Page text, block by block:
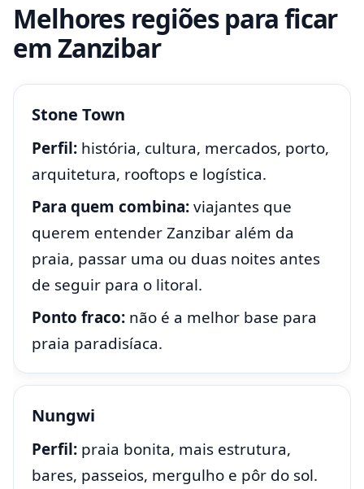
Melhores regiões para ficar
em Zanzibar
Stone Town
Perfil: história, cultura, mercados, porto,
arquitetura, rooftops e logística.
Para quem combina:viajantes que
querem entender Zanzibar além da
praia, passar uma ou duas noites antes
de seguir para o litoral.
Ponto fraco: não é a melhor base para
praia paradisíaca.
Nungwi
Perfil: praia bonita, mais estrutura,
bares, passeios, mergulho e pôr do sol.